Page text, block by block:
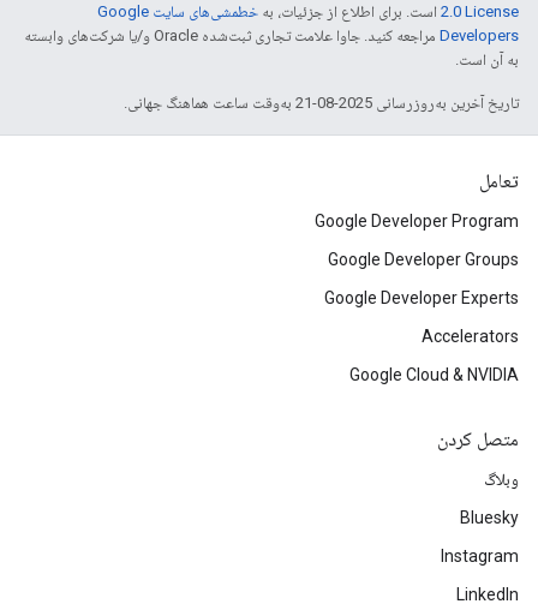
2.0 License است. برای اطلاع از جزئیات، به
خطمشی‌های سایت Google
Developers‏
مراجعه کنید. جاوا علامت تجاری ثبت‌شده Oracle و/یا شرکت‌های وابسته
به آن است.
تاریخ آخرین به‌روزرسانی 2025-08-21 به‌وقت ساعت هماهنگ جهانی.
تعامل
Google Developer Program
Google Developer Groups
Google Developer Experts
Accelerators
Google Cloud & NVIDIA
متصل کردن
وبلاگ
Bluesky
Instagram
LinkedIn